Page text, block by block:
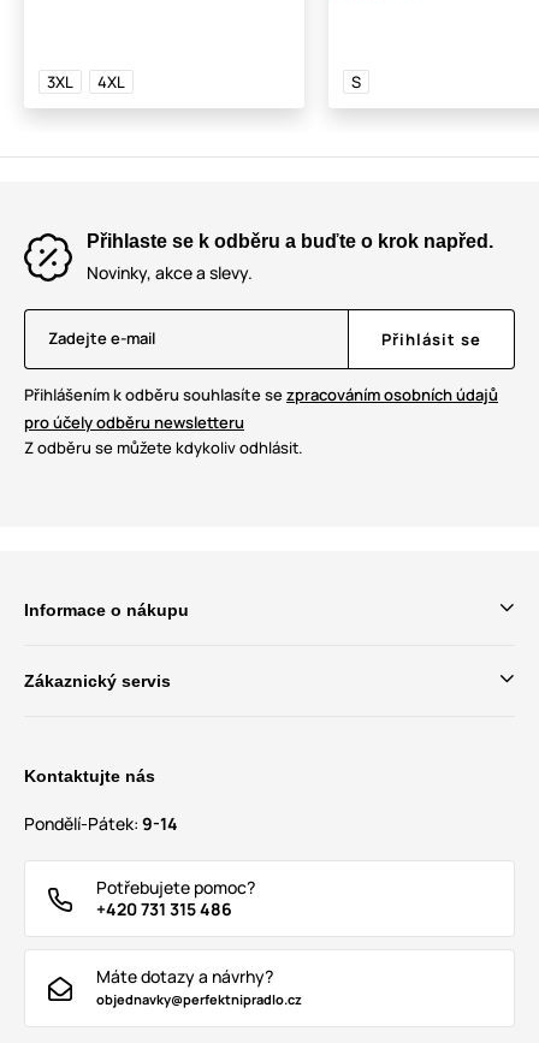
3XL 4XL S
Přihlaste se k odběru a buďte o krok napřed.
Novinky, akce a slevy.
Zadejte e-mail Přihlásit se
Přihlášením k odběru souhlasíte sezpracováním osobních údajů
pro účely odběru newsletteru
Z odběru se můžete kdykoliv odhlásit.
Informace o nákupu
Zákaznický servis
Kontaktujte nás
Pondělí-Pátek: 9-14
Potřebujete pomoc?
+420 731 315 486
Máte dotazy a návrhy?
objednavky@perfektnipradlo.cz